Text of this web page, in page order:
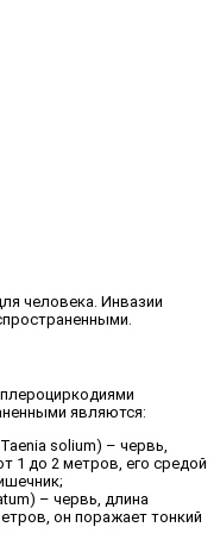
человека. Инвазии
являются:
solium) – червь,
1 до 2 метров, его средой
– червь, длина
он поражает тонкий